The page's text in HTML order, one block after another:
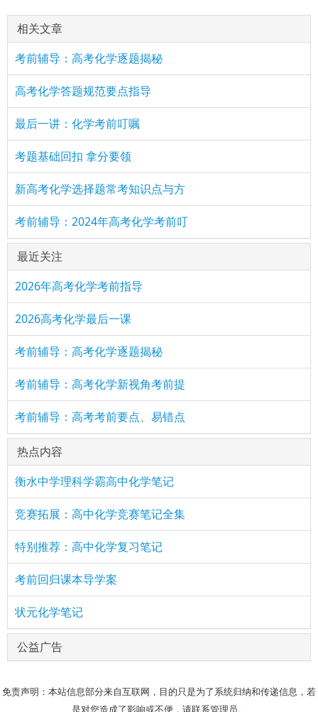
相关文章
考前辅导：高考化学逐题揭秘
高考化学答题规范要点指导
最后一讲：化学考前叮嘱
考题基础回扣 拿分要领
新高考化学选择题常考知识点与方
考前辅导：2024年高考化学考前叮
最近关注
2026年高考化学考前指导
2026高考化学最后一课
考前辅导：高考化学逐题揭秘
考前辅导：高考化学新视角考前提
考前辅导：高考考前要点、易错点
热点内容
衡水中学理科学霸高中化学笔记
竞赛拓展：高中化学竞赛笔记全集
特别推荐：高中化学复习笔记
考前回归课本导学案
状元化学笔记
公益广告
免责声明：本站信息部分来自互联网，目的只是为了系统归纳和传递信息，若
是对您造成了影响或不便，请联系管理员。